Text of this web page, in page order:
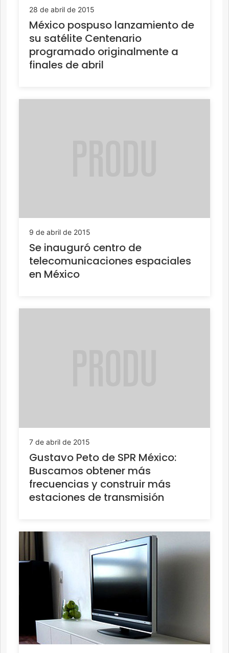
28 de abril de 2015
México pospuso lanzamiento de
su satélite Centenario
programado originalmente a
finales de abril
9 de abril de 2015
Se inauguró centro de
telecomunicaciones espaciales
en México
7 de abril de 2015
Gustavo Peto de SPR México:
Buscamos obtener más
frecuencias y construir más
estaciones de transmisión